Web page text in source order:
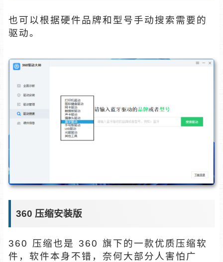
也可以根据硬件品牌和型号手动搜索需要的
驱动。
360 压缩安装版
360 压缩也是 360 旗下的一款优质压缩软
件，软件本身不错，奈何大部分人害怕广